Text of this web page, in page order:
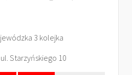
3 kolejka
Starzyńskiego 10